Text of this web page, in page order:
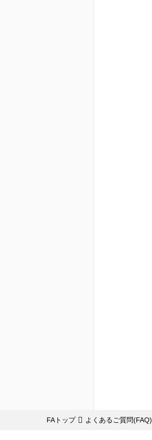
FAトップ よくあるご質問(FAQ)